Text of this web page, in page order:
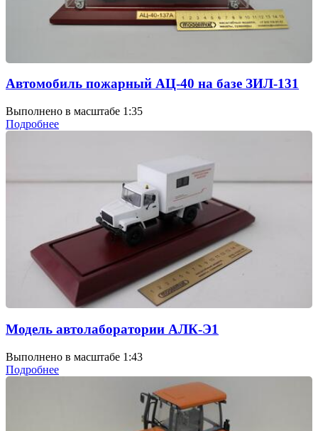
Автомобиль пожарный АЦ-40 на базе ЗИЛ-131
Выполнено в масштабе 1:35
Подробнее
Модель автолаборатории АЛК-Э1
Выполнено в масштабе 1:43
Подробнее